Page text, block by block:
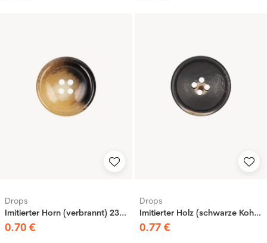
Drops
Imitierter Horn (verbrannt) 23 mm
0.70 €
Drops
Imitierter Holz (schwarze Kohle) 23 mm
0.77 €